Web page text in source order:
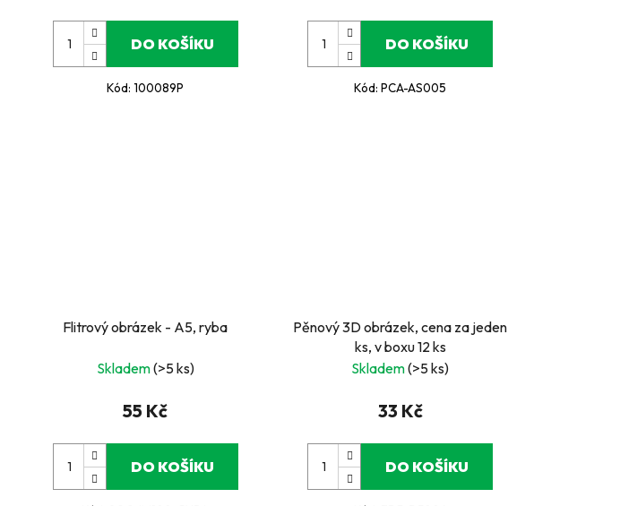
DO KOŠÍKU
Kód:100089P
DO KOŠÍKU
Kód:PCA-AS005
Flitrový obrázek - A5, ryba
Skladem(>5 ks)
55 Kč
DO KOŠÍKU
Pěnový 3D obrázek, cena za jeden
ks, v boxu 12 ks
Skladem(>5 ks)
33 Kč
DO KOŠÍKU